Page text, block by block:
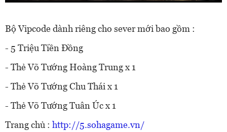
Bộ Vipcode dành riêng cho sever mới bao gồm :
- 5 Triệu Tiền Đồng
- Thẻ Võ Tướng Hoàng Trung x 1
- Thẻ Võ Tướng Chu Thái x 1
- Thẻ Võ Tướng Tuân Úc x 1
Trang chủ : http://5.sohagame.vn/